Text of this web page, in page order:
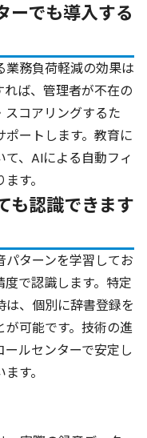
ーでも導入する
務負荷軽減の効果は
ば、管理者が不在の
コアリングするた
ートします。教育に
、AIによる自動フィ
す。
も認識できます
ターンを学習してお
で認識します。特定
、個別に辞書登録を
可能です。技術の進
ルセンターで安定し
す。